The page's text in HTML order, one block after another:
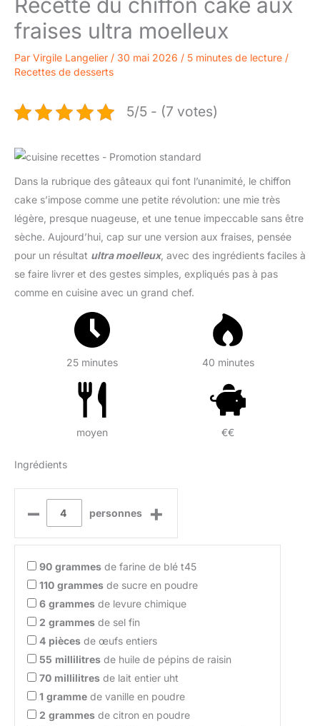
fraises ultra moelleux
Par Virgile Langelier / 30 mai 2026 / 5 minutes de lecture /
Recettes de desserts
5/5 - (7 votes)
Dans la rubrique des gâteaux qui font l’unanimité, le chiffon
cake s’impose comme une petite révolution: une mie très
légère, presque nuageuse, et une tenue impeccable sans être
sèche. Aujourd’hui, cap sur une version aux fraises, pensée
pour un résultat ultra moelleux, avec des ingrédients faciles à
se faire livrer et des gestes simples, expliqués pas à pas
comme en cuisine avec un grand chef.
25 minutes 40 minutes
moyen €€
Ingrédients
– personnes +
90 grammes de farine de blé t45
110 grammes de sucre en poudre
6 grammes de levure chimique
2 grammes de sel fin
4 pièces de œufs entiers
55 millilitres de huile de pépins de raisin
70 millilitres de lait entier uht
1 gramme de vanille en poudre
2 grammes de citron en poudre